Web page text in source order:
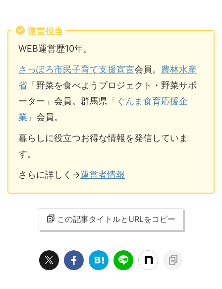
運営担当
WEB運営歴10年。
さっぽろ市民子育て支援宣言会員。 農林水産
省 「野菜を食べようプロジェクト・野菜サポ
ーター」会員。群馬県「 ぐんま食育応援企
業 」会員。
暮らしに役立つお得な情報を発信していま
す。
さらに詳しく→運営者情報
この記事タイトルとURLをコピー